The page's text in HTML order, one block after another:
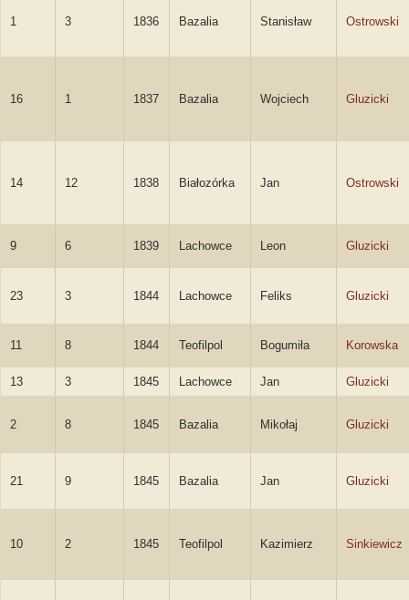
1 3 1836 Bazalia Stanisław Ostrowski
16 1 1837 Bazalia Wojciech Gluzicki
14 12 1838 Białozórka Jan Ostrowski
9 6 1839 Lachowce Leon Gluzicki
23 3 1844 Lachowce Feliks Gluzicki
11 8 1844 Teofilpol Bogumiła Korowska
13 3 1845 Lachowce Jan Gluzicki
2 8 1845 Bazalia Mikołaj Gluzicki
21 9 1845 Bazalia Jan Gluzicki
10 2 1845 Teofilpol Kazimierz Sinkiewicz